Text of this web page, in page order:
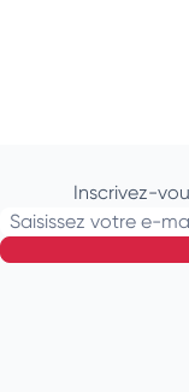
Inscrivez-
Saisissez votre e-